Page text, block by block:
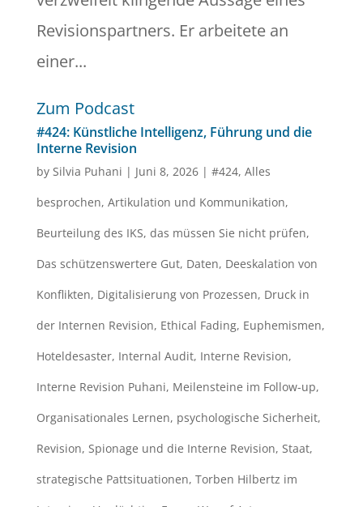
Revisionspartners. Er arbeitete an
einer...
Zum Podcast
#424: Künstliche Intelligenz, Führung und die
Interne Revision
by Silvia Puhani | Juni 8, 2026| #424, Alles
besprochen, Artikulation und Kommunikation,
Beurteilung des IKS, das müssen Sie nicht prüfen,
Das schützenswertere Gut, Daten, Deeskalation von
Konflikten, Digitalisierung von Prozessen, Druck in
der Internen Revision, Ethical Fading, Euphemismen,
Hoteldesaster, Internal Audit, Interne Revision,
Interne Revision Puhani, Meilensteine im Follow-up,
Organisationales Lernen, psychologische Sicherheit,
Revision, Spionage und die Interne Revision, Staat,
strategische Pattsituationen, Torben Hilbertz im